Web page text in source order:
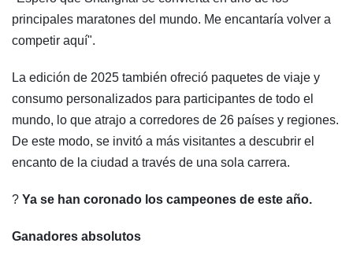
principales maratones del mundo. Me encantaría volver a
competir aquí".
La edición de 2025 también ofreció paquetes de viaje y
consumo personalizados para participantes de todo el
mundo, lo que atrajo a corredores de 26 países y regiones.
De este modo, se invitó a más visitantes a descubrir el
encanto de la ciudad a través de una sola carrera.
? Ya se han coronado los campeones de este año.
Ganadores absolutos